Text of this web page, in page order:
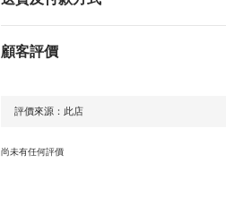
顧客評價
尚未有任何評價